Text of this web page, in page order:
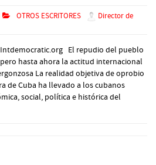
OTROS ESCRITORES
Director de
Intdemocratic.org El repudio del pueblo
hasta ahora la actitud internacional
La realidad objetiva de oprobio
de Cuba ha llevado a los cubanos
social, política e histórica del